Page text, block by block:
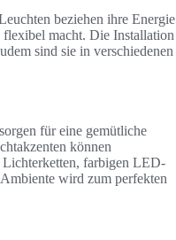
beziehen ihre Energie
flexibel macht. Die Installation
sind sie in verschiedenen
für eine gemütliche
können
Lichterketten, farbigen LED-
wird zum perfekten